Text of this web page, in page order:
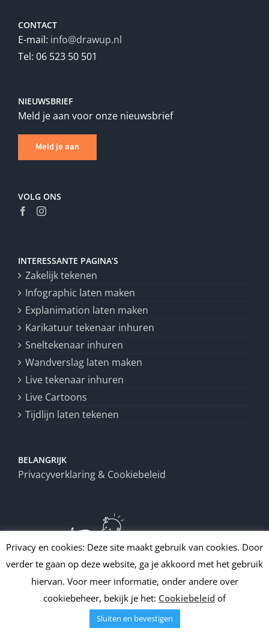
CONTACT
E-mail: info@drawup.nl
Tel: 06 523 50 501
NIEUWSBRIEF
Meld je aan voor onze nieuwsbrief
Meld je aan
VOLG ONS
INTERESSANTE PAGINA’S
Zakelijk tekenen
Infographic laten maken
Explanimation laten maken
Karikatuur tekenaar inhuren
Sneltekenaar inhuren
Wandverslag laten maken
Live tekenaar inhuren
Live Cartoons
Tijdlijn laten tekenen
BELANGRIJK
Privacyverklaring & Cookiebeleid
2026 | All Rights Reserved | Draw up!
Privacy en cookies: Deze site maakt gebruik van cookies. Door
verder te gaan op deze website, ga je akkoord met het gebruik
hiervan. Voor meer informatie, onder andere over
cookiebeheer, bekijk je het: Cookiebeleid of
Sluiten en bevestigen